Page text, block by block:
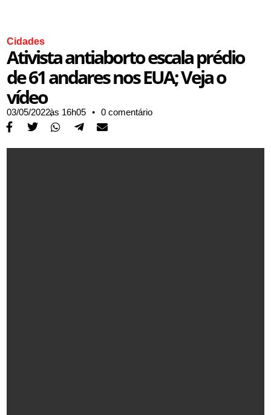
Cidades
Ativista antiaborto escala prédio
de 61 andares nos EUA; Veja o
vídeo
03/05/2022,às 16h05 • 0 comentário